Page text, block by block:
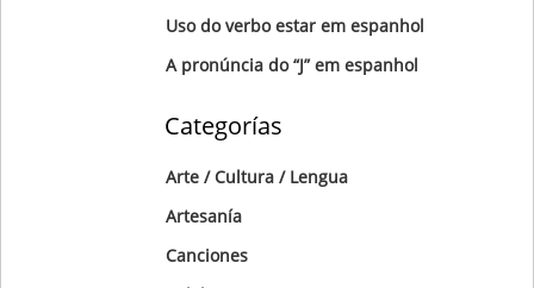
Uso do verbo estar em espanhol
A pronúncia do “J” em espanhol
Categorías
Arte / Cultura / Lengua
Artesanía
Canciones